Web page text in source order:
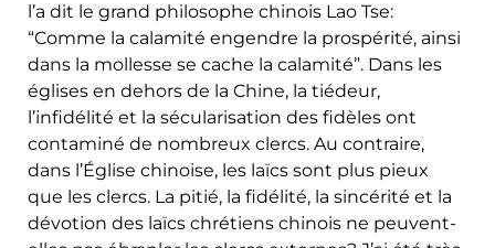
l’a dit le grand philosophe chinois Lao Tse:
“Comme la calamité engendre la prospérité, ainsi
dans la mollesse se cache la calamité”. Dans les
églises en dehors de la Chine, la tiédeur,
l’infidélité et la sécularisation des fidèles ont
contaminé de nombreux clercs. Au contraire,
dans l’Église chinoise, les laïcs sont plus pieux
que les clercs. La pitié, la fidélité, la sincérité et la
dévotion des laïcs chrétiens chinois ne peuvent-